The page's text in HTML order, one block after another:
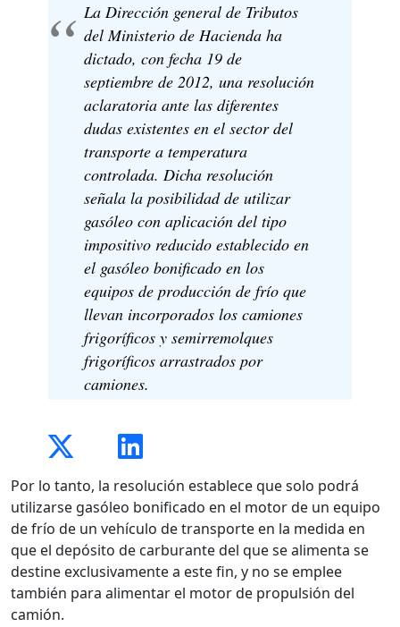
La Dirección general de Tributos
del Ministerio de Hacienda ha
dictado, con fecha 19 de
septiembre de 2012, una resolución
aclaratoria ante las diferentes
dudas existentes en el sector del
transporte a temperatura
controlada. Dicha resolución
señala la posibilidad de utilizar
gasóleo con aplicación del tipo
impositivo reducido establecido en
el gasóleo bonificado en los
equipos de producción de frío que
llevan incorporados los camiones
frigoríficos y semirremolques
frigoríficos arrastrados por
camiones.
Por lo tanto, la resolución establece que solo podrá
utilizarse gasóleo bonificado en el motor de un equipo
de frío de un vehículo de transporte en la medida en
que el depósito de carburante del que se alimenta se
destine exclusivamente a este fin, y no se emplee
también para alimentar el motor de propulsión del
camión.